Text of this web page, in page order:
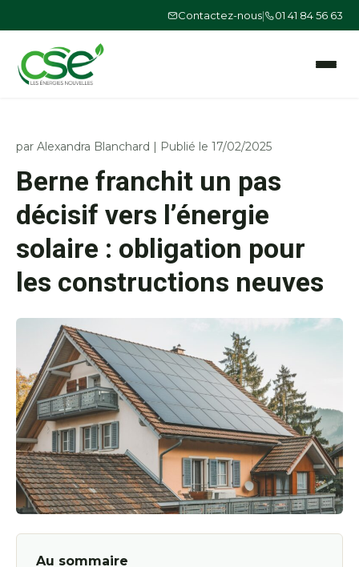
Contactez-nous| 01 41 84 56 63
Ouvrir le
par Alexandra Blanchard | Publié le 17/02/2025
Berne franchit un pas
décisif vers l’énergie
solaire : obligation pour
les constructions neuves
Au sommaire